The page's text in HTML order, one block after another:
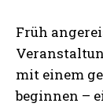
Früh
mit einem
beginnen –